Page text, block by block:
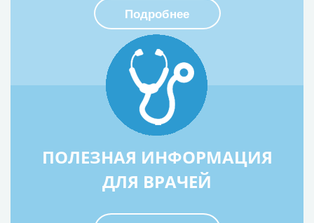
Подробнее
ПОЛЕЗНАЯ ИНФОРМАЦИЯ
ДЛЯ ВРАЧЕЙ